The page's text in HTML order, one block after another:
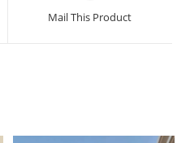
a
Mail This Product